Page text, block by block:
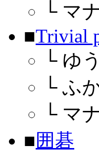
└ マ
■Trivial
└ ゆ
└ ふ
└ マ
■囲碁